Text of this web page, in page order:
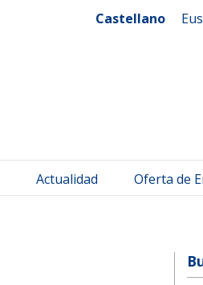
Castellano
Actualidad Oferta de